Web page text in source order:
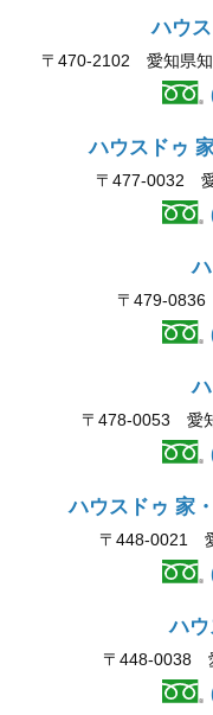
ハウ
〒470-2102 愛知県知
ハウスドゥ
〒477-0032
〒479-
〒478-0053 愛
ハウスドゥ 家
〒448-0021
ハウ
〒448-0038